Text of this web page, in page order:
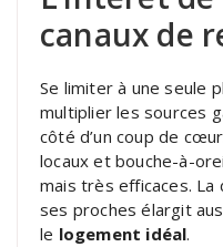
canaux de
Se limiter à une seule
multiplier les sources
côté d’un coup de
locaux et bouche-à-
mais très efficaces.
ses proches élargit
le logement idéal.